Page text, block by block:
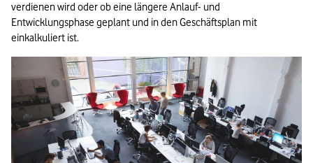
verdienen wird oder ob eine längere Anlauf- und
Entwicklungsphase geplant und in den Geschäftsplan mit
einkalkuliert ist.